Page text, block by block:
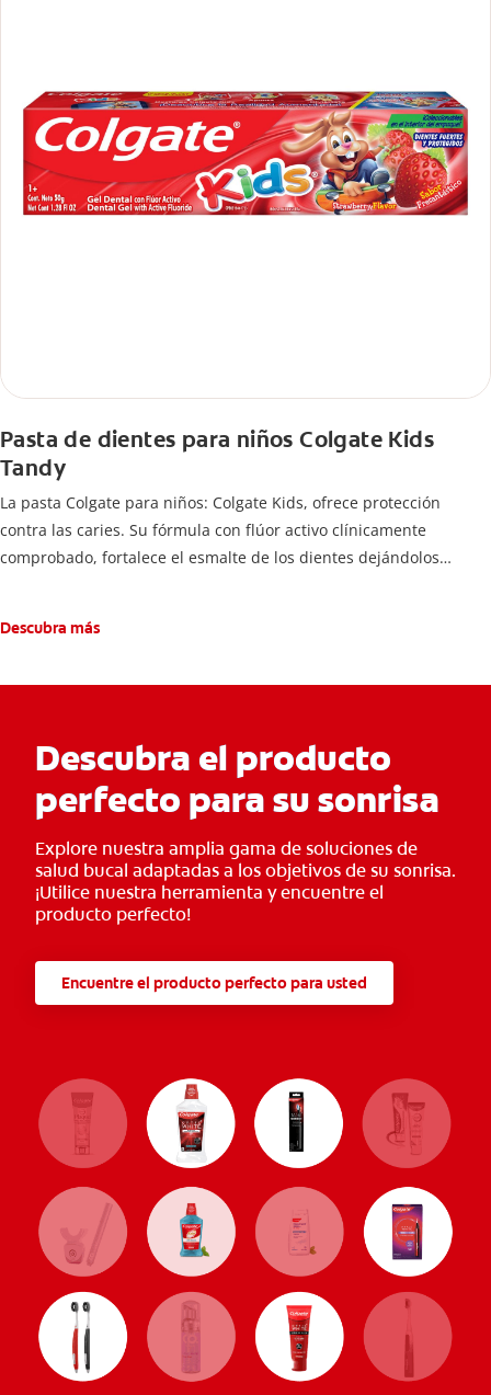
Pasta de dientes para niños Colgate Kids
Tandy
La pasta Colgate para niños: Colgate Kids, ofrece protección
contra las caries. Su fórmula con flúor activo clínicamente
comprobado, fortalece el esmalte de los dientes dejándolos
Descubra más
Descubra el producto
perfecto para su sonrisa
Explore nuestra amplia gama de soluciones de
salud bucal adaptadas a los objetivos de su sonrisa.
¡Utilice nuestra herramienta y encuentre el
producto perfecto!
Encuentre el producto perfecto para usted